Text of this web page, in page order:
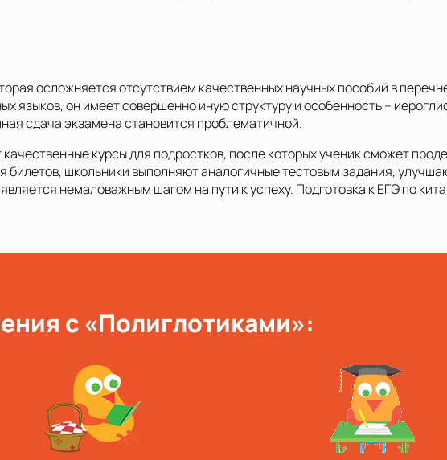
осложняется отсутствием качественных научных пособий в
языков, он имеет совершенно иную структуру и особенность –
сдача экзамена становится проблематичной.
курсы для подростков, после которых ученик сможет
школьники выполняют аналогичные тестовым задания,
немаловажным шагом на пути к успеху. Подготовка к ЕГЭ по
с «Полиглотиками»: